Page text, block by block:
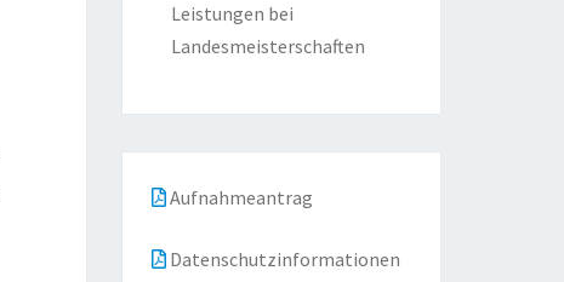
Leistungen bei
Landesmeisterschaften
Aufnahmeantrag
Datenschutzinformationen